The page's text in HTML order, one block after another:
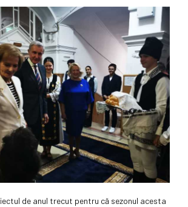
de anul trecut pentru că sezonul acesta